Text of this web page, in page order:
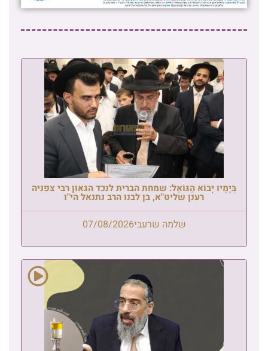
בְּיָמָיו יָבוֹא הַגּוֹאֵל: שמחת הברית לנכד הגאון רבי צפניה
רענן שליט"א, בן לבנו הרב נתנאל הי"ו
שלמה שרעבי07/08/2026